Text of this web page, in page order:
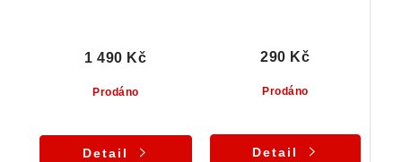
Prodáno
1 490 Kč
Detail
Prodáno
290 Kč
Detail